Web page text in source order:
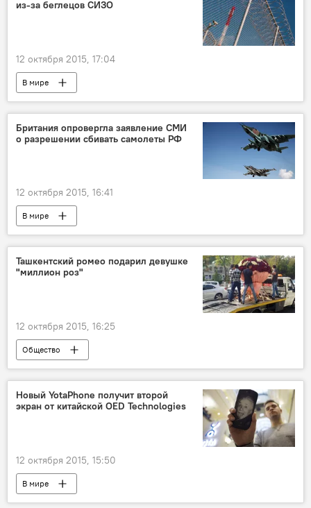
из-за беглецов СИЗО
12 октября 2015, 17:04
В мире
Британия опровергла заявление СМИ
о разрешении сбивать самолеты РФ
12 октября 2015, 16:41
В мире
Ташкентский ромео подарил девушке
"миллион роз"
12 октября 2015, 16:25
Общество
Новый YotaPhone получит второй
экран от китайской OED Technologies
12 октября 2015, 15:50
В мире